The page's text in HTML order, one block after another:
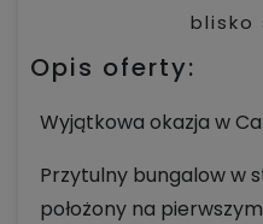
blisko
Opis oferty:
Wyjątkowa okazja w
Przytulny bungalow w
położony na